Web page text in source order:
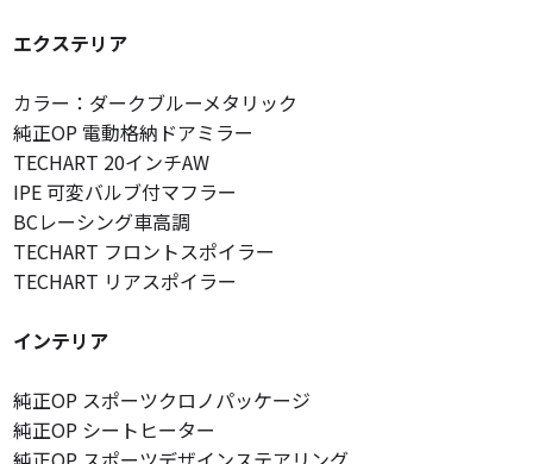
エクステリア
カラー：ダークブルーメタリック
純正OP 電動格納ドアミラー
TECHART 20インチAW
IPE 可変バルブ付マフラー
BCレーシング車高調
TECHART フロントスポイラー
TECHART リアスポイラー
インテリア
純正OP スポーツクロノパッケージ
純正OP シートヒーター